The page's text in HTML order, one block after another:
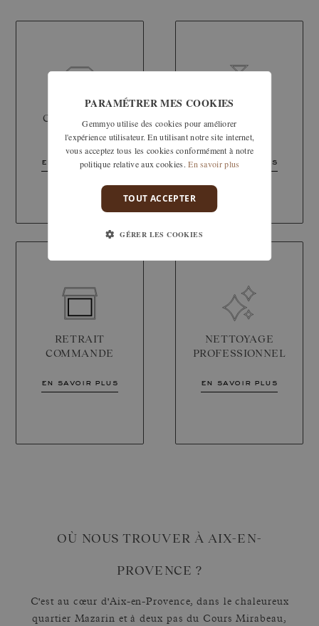
CHOIX DE SA
PIERRE
en savoir plus
BIJOUX EN
STOCK
en savoir plus
RETRAIT
COMMANDE
en savoir plus
NETTOYAGE
PROFESSIONNEL
en savoir plus
OÙ NOUS TROUVER À AIX-EN-
PROVENCE ?
C'est au cœur d'Aix-en-Provence, dans le chaleureux
quartier Mazarin et à deux pas du Cours Mirabeau,
PARAMÉTRER MES COOKIES
Gemmyo utilise des cookies pour améliorer
l'expérience utilisateur. En utilisant notre site internet,
vous acceptez tous les cookies conformément à notre
politique relative aux cookies. En savoir plus
TOUT ACCEPTER
GÉRER LES COOKIES